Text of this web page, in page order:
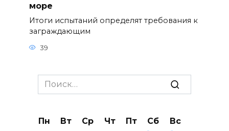
море
Итоги испытаний определят требования к
заграждающим
39
Search
for:
Пн Вт Ср Чт Пт Сб
Вс